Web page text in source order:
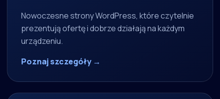
Nowoczesne strony WordPress, które czytelnie
prezentują ofertę i dobrze działają na każdym
urządzeniu.
Poznaj szczegóły →